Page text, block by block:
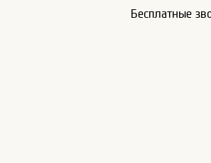
Бесплатные